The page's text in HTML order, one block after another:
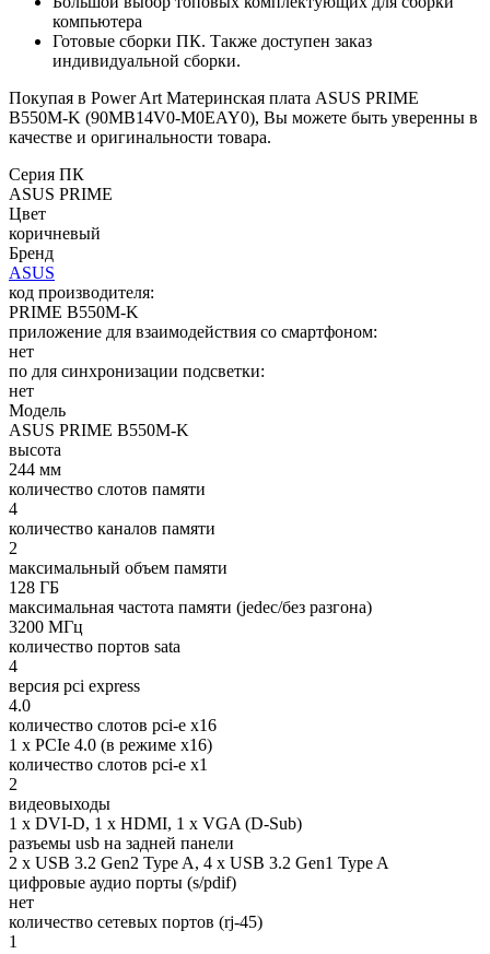
компьютера
Готовые сборки ПК. Также доступен заказ
индивидуальной сборки.
Покупая в Power Art Материнская плата ASUS PRIME
B550M-K (90MB14V0-M0EAY0), Вы можете быть уверенны в
качестве и оригинальности товара.
Серия ПК
ASUS PRIME
Цвет
коричневый
Бренд
ASUS
код производителя:
PRIME B550M-K
приложение для взаимодействия со смартфоном:
нет
по для синхронизации подсветки:
нет
Модель
ASUS PRIME B550M-K
высота
244 мм
количество слотов памяти
4
количество каналов памяти
2
максимальный объем памяти
128 ГБ
максимальная частота памяти (jedec/без разгона)
3200 МГц
количество портов sata
4
версия pci express
4.0
количество слотов pci-e x16
1 x PCIe 4.0 (в режиме x16)
количество слотов pci-e x1
2
видеовыходы
1 x DVI-D, 1 x HDMI, 1 x VGA (D-Sub)
разъемы usb на задней панели
2 x USB 3.2 Gen2 Type A, 4 x USB 3.2 Gen1 Type A
цифровые аудио порты (s/pdif)
нет
количество сетевых портов (rj-45)
1